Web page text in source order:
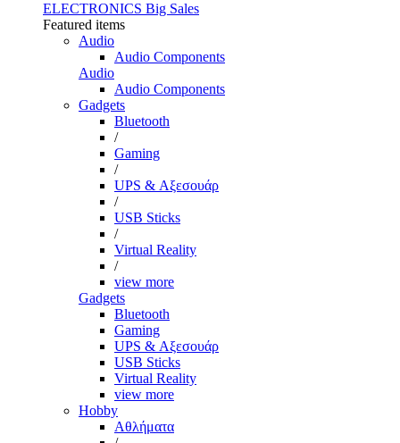
ELECTRONICS Big Sales
Featured items
Audio
Audio Components
Audio
Audio Components
Gadgets
Bluetooth
/
Gaming
/
UPS & Αξεσουάρ
/
USB Sticks
/
Virtual Reality
/
view more
Gadgets
Bluetooth
Gaming
UPS & Αξεσουάρ
USB Sticks
Virtual Reality
view more
Hobby
Αθλήματα